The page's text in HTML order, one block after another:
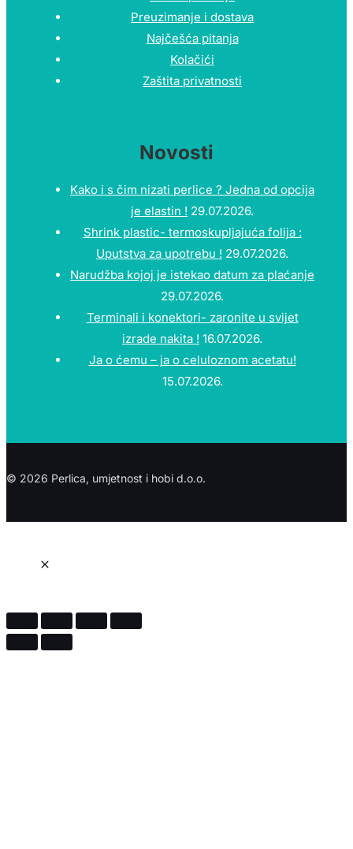
Preuzimanje i dostava
Najčešća pitanja
Kolačići
Zaštita privatnosti
Novosti
Kako i s čim nizati perlice ? Jedna od opcija
je elastin ! 29.07.2026.
Shrink plastic- termoskupljajuća folija :
Uputstva za upotrebu ! 29.07.2026.
Narudžba kojoj je istekao datum za plaćanje
29.07.2026.
Terminali i konektori- zaronite u svijet
izrade nakita ! 16.07.2026.
Ja o ćemu – ja o celuloznom acetatu!
15.07.2026.
© 2026 Perlica, umjetnost i hobi d.o.o.